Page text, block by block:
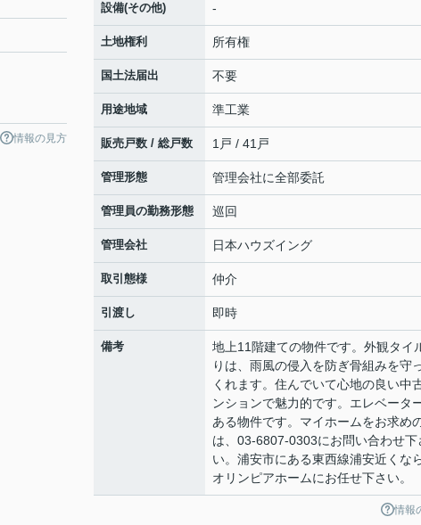
情報の見方
設備(その他) -
土地権利 所有権
国土法届出 不要
用途地域 準工業
販売戸数 / 総戸数 1戸 / 41戸
管理形態 管理会社に全部委託
管理員の勤務形態 巡回
管理会社 日本ハウズイング
取引態様 仲介
引渡し 即時
備考
地上11階建ての物件です。外観タイ
りは、雨風の侵入を防ぎ骨組みを守
くれます。住んでいて心地の良い中
ンションで魅力的です。エレベータ
ある物件です。マイホームをお求め
は、03-6807-0303にお問い合わせ下
い。浦安市にある東西線浦安近くな
オリンピアホームにお任せ下さい。
情報